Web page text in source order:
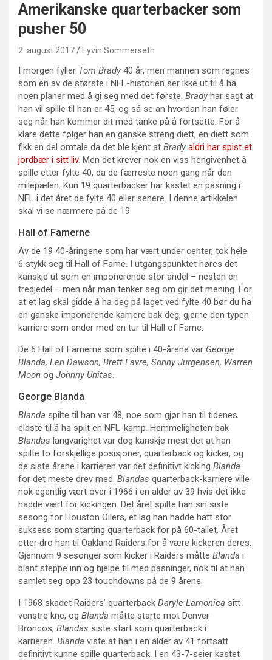
Amerikanske quarterbacker som
pusher 50
2. august 2017 Eyvin Sommerseth
I morgen fyller Tom Brady 40 år, men mannen som regnes
som en av de største i NFL-historien ser ikke ut til å ha
noen planer med å gi seg med det første. Brady har sagt at
han vil spille til han er 45, og så se an hvordan han føler
seg når han kommer dit med tanke på å fortsette. For å
klare dette følger han en ganske streng diett, en diett som
fikk en del omtale da det ble kjent at Brady aldri har spist et
jordbær i sitt liv. Men det krever nok en viss hengivenhet å
spille etter fylte 40, da de færreste noen gang når den
milepælen. Kun 19 quarterbacker har kastet en pasning i
NFL i det året de fylte 40 eller senere. I denne artikkelen
skal vi se nærmere på de 19.
Hall of Famerne
Av de 19 40-åringene som har vært under center, tok hele
6 stykk seg til Hall of Fame. I utgangspunktet høres det
kanskje ut som en imponerende stor andel – nesten en
tredjedel – men når man tenker seg om gir det mening. For
at et lag skal gidde å ha deg på laget ved fylte 40 bør du ha
en ganske imponerende karriere bak deg, gjerne den typen
karriere som ender med en tur til Hall of Fame.
De 6 Hall of Famerne som spilte i 40-årene var George
Blanda, Len Dawson, Brett Favre, Sonny Jurgensen, Warren
Moon og Johnny Unitas
George Blanda
Blanda spilte til han var 48, noe som gjør han til tidenes
eldste til å ha spilt en NFL-kamp. Hemmeligheten bak
Blandas langvarighet var dog kanskje mest det at han
spilte to forskjellige posisjoner, quarterback og kicker, og
de siste årene i karrieren var det definitivt kicking Blanda
for det meste drev med. Blandas quarterback-karriere ville
nok egentlig vært over i 1966 i en alder av 39 hvis det ikke
hadde vært for kickingen. Det året spilte han sin siste
sesong for Houston Oilers, et lag han hadde hatt stor
suksess som starting quarterback for på 60-tallet. Året
etter dro han til Oakland Raiders for å være kickeren deres.
Gjennom 9 sesonger som kicker i Raiders måtte Blanda i
blant steppe inn og hjelpe til med pasninger, nok til at han
samlet seg opp 23 touchdowns på de 9 årene.
I 1968 skadet Raiders’ quarterback Daryle Lamonica sitt
venstre kne, og Blanda måtte starte mot Denver
Broncos, Blandas siste start som quarterback i
karrieren. Blanda viste at han i en alder av 41 fortsatt
definitivt kunne spille quarterback. I en 43-7-seier kastet